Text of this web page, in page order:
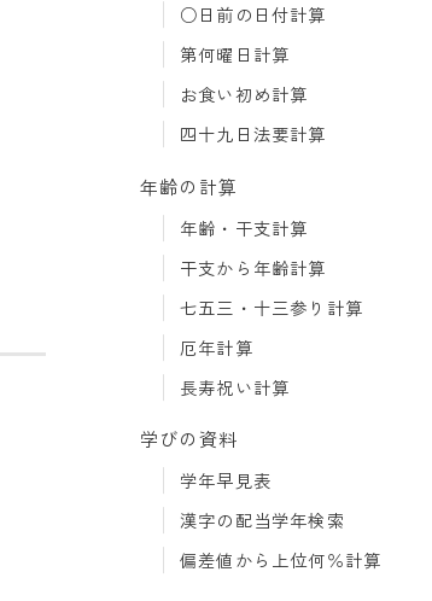
○日前の日付計算
第何曜日計算
お食い初め計算
四十九日法要計算
年齢の計算
年齢・干支計算
干支から年齢計算
七五三・十三参り計算
厄年計算
長寿祝い計算
学びの資料
学年早見表
漢字の配当学年検索
偏差値から上位何％計算